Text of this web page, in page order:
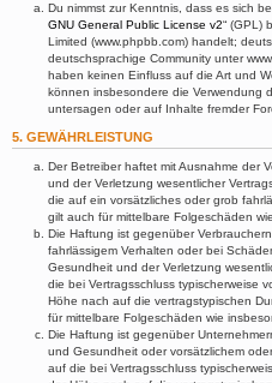
Du nimmst zur Kenntnis, dass es sich
GNU General Public License v2“ (GPL)
Limited (www.phpbb.com) handelt;
deutschsprachige Community unter
haben keinen Einfluss auf die Art und
können insbesondere die Verwendung
untersagen oder auf Inhalte fremder
5. GEWÄHRLEISTUNG
Der Betreiber haftet mit Ausnahme der
und der Verletzung wesentlicher
die auf ein vorsätzliches oder grob
gilt auch für mittelbare Folgeschäden
Die Haftung ist gegenüber
fahrlässigem Verhalten oder bei
Gesundheit und der Verletzung
die bei Vertragsschluss typischerweise
Höhe nach auf die vertragstypischen
für mittelbare Folgeschäden wie
Die Haftung ist gegenüber
und Gesundheit oder vorsätzlichem
auf die bei Vertragsschluss